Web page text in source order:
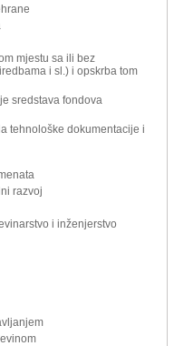
mjestu sa ili bez
i sl.) i opskrba tom
sredstava fondova
tehnološke dokumentacije i
razvoj
i inženjerstvo